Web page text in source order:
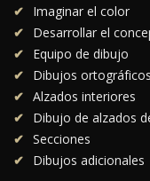
Imaginar el color
Desarrollar el
Equipo de dibujo
Dibujos ortográficos
Alzados interiores
Dibujo de alzados
Secciones
Dibujos adicionales